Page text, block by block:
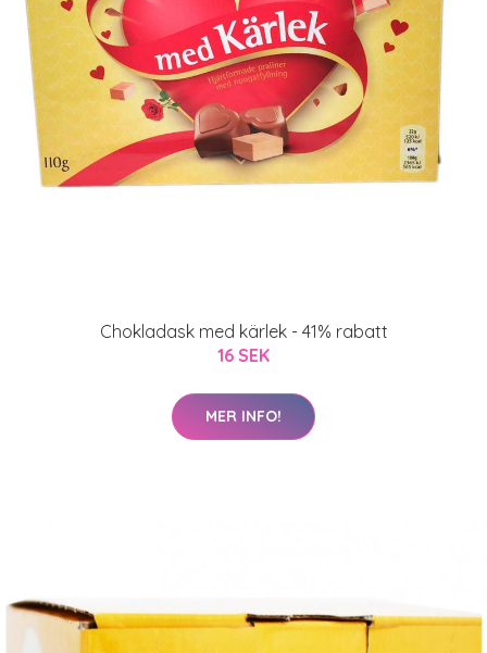
Chokladask med kärlek - 41% rabatt
16 SEK
MER INFO!